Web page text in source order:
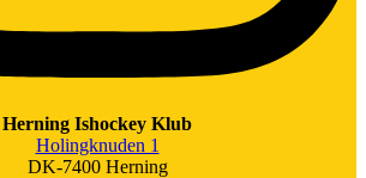
Herning Ishockey Klub
Holingknuden 1
DK-7400 Herning